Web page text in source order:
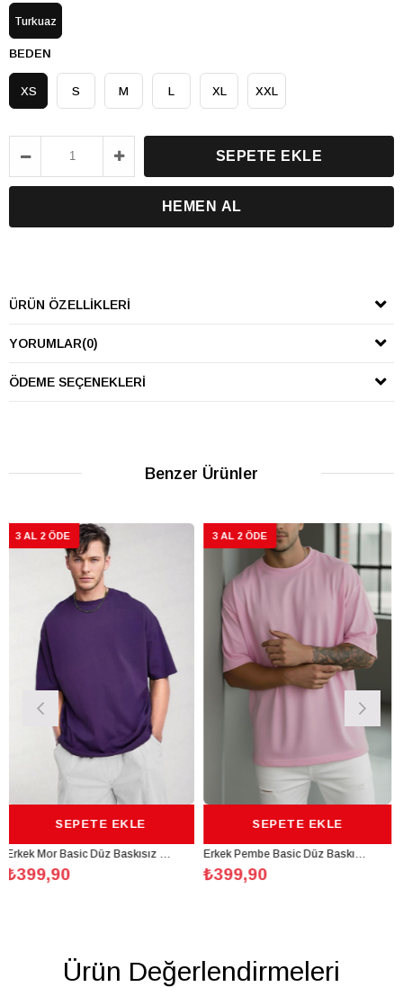
Turkuaz
BEDEN
XS S M L XL XXL
ÜRÜN ÖZELLIKLERI
YORUMLAR(0)
ÖDEME SEÇENEKLERI
Benzer Ürünler
Erkek Mor Basic Düz Baskısız Oversize Salas Boyfriend T-Shirt Erkek Pembe Basic Düz Baskısız Oversize Salas Boyfriend T-Shirt
3 AL 2 ÖDE 3 AL 2 ÖDE
Ürün Değerlendirmeleri